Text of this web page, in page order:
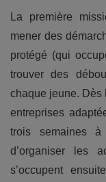
La première
mener des
protégé (qui
trouver des
chaque jeune. Dès
entreprises
trois semaines
d’organiser les
s’occupent